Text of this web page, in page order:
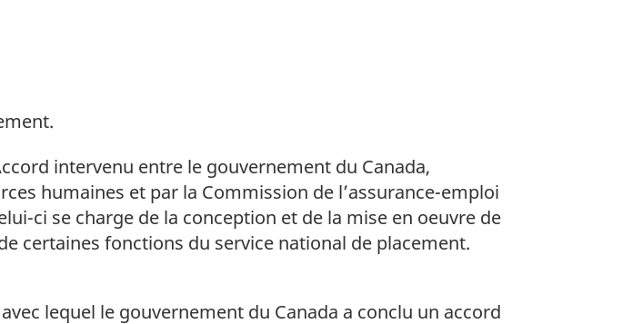
s
d
e
p
g
intervenu entre le gouvernement du Canada,
humaines et par la Commission de l’assurance-emploi
ci se charge de la conception et de la mise en oeuvre de
certaines fonctions du service national de placement.
lequel le gouvernement du Canada a conclu un accord